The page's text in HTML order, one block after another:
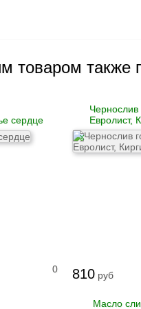
товаром также
сердце
0
Чернослив
Евролист,
X
810 руб
Масло